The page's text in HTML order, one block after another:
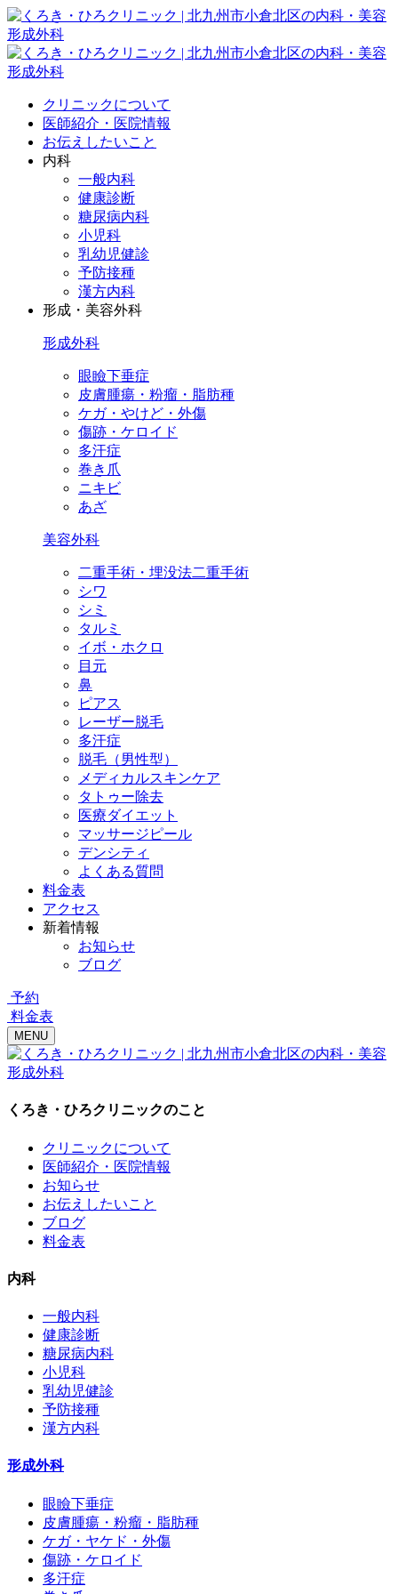
クリニックについて
医師紹介・医院情報
お伝えしたいこと
内科
一般内科
健康診断
糖尿病内科
小児科
乳幼児健診
予防接種
漢方内科
形成・美容外科
形成外科
眼瞼下垂症
皮膚腫瘍・粉瘤・脂肪種
ケガ・やけど・外傷
傷跡・ケロイド
多汗症
巻き爪
ニキビ
あざ
美容外科
二重手術・埋没法二重手術
シワ
シミ
タルミ
イボ・ホクロ
目元
鼻
ピアス
レーザー脱毛
多汗症
脱毛（男性型）
メディカルスキンケア
タトゥー除去
医療ダイエット
マッサージピール
デンシティ
よくある質問
料金表
アクセス
新着情報
お知らせ
ブログ
予約
料金表
MENU
くろき・ひろクリニックのこと
クリニックについて
医師紹介・医院情報
お知らせ
お伝えしたいこと
ブログ
料金表
内科
一般内科
健康診断
糖尿病内科
小児科
乳幼児健診
予防接種
漢方内科
形成外科
眼瞼下垂症
皮膚腫瘍・粉瘤・脂肪種
ケガ・ヤケド・外傷
傷跡・ケロイド
多汗症